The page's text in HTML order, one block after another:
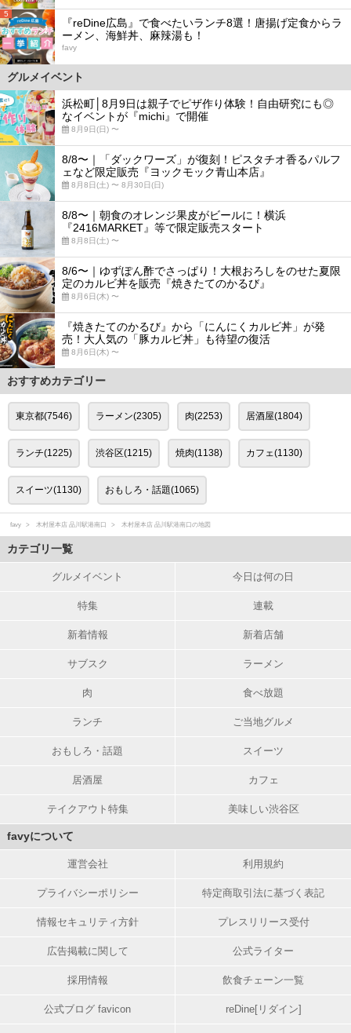
5
『reDine広島』で食べたいランチ8選！唐揚げ定食からラ
ーメン、海鮮丼、麻辣湯も！
favy
グルメイベント
浜松町│8月9日は親子でピザ作り体験！自由研究にも◎
なイベントが『michi』で開催
8月9日(日) 〜
8/8〜｜「ダックワーズ」が復刻！ピスタチオ香るパルフ
ェなど限定販売『ヨックモック青山本店』
8月8日(土) 〜 8月30日(日)
8/8〜｜朝食のオレンジ果皮がビールに！横浜
『2416MARKET』等で限定販売スタート
8月8日(土) 〜
8/6〜｜ゆずぽん酢でさっぱり！大根おろしをのせた夏限
定のカルビ丼を販売『焼きたてのかるび』
8月6日(木) 〜
『焼きたてのかるび』から「にんにくカルビ丼」が発
売！大人気の「豚カルビ丼」も待望の復活
8月6日(木) 〜
おすすめカテゴリー
東京都(7546) ラーメン(2305) 肉(2253) 居酒屋(1804)
ランチ(1225) 渋谷区(1215) 焼肉(1138) カフェ(1130)
スイーツ(1130) おもしろ・話題(1065)
favy 木村屋本店 品川駅港南口 木村屋本店 品川駅港南口の地図
カテゴリ一覧
グルメイベント 今日は何の日
特集 連載
新着情報 新着店舗
サブスク ラーメン
肉 食べ放題
ランチ ご当地グルメ
おもしろ・話題 スイーツ
居酒屋 カフェ
テイクアウト特集 美味しい渋谷区
favyについて
運営会社 利用規約
プライバシーポリシー 特定商取引法に基づく表記
情報セキュリティ方針 プレスリリース受付
広告掲載に関して 公式ライター
採用情報 飲食チェーン一覧
公式ブログ favicon reDine[リダイン]